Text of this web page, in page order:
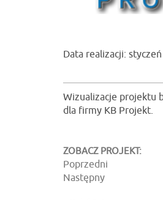
Data realizacji:
Wizualizacje projektu
dla firmy KB Projekt.
ZOBACZ PROJEKT:
Poprzedni
Następny